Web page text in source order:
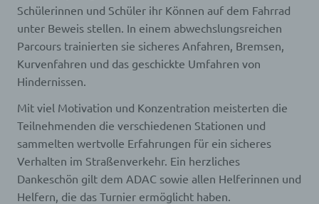
Schülerinnen und Schüler ihr Können auf dem Fahrrad
unter Beweis stellen. In einem abwechslungsreichen
Parcours trainierten sie sicheres Anfahren, Bremsen,
Kurvenfahren und das geschickte Umfahren von
Hindernissen.
Mit viel Motivation und Konzentration meisterten die
Teilnehmenden die verschiedenen Stationen und
sammelten wertvolle Erfahrungen für ein sicheres
Verhalten im Straßenverkehr. Ein herzliches
Dankeschön gilt dem ADAC sowie allen Helferinnen und
Helfern, die das Turnier ermöglicht haben.